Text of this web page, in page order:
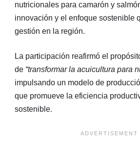
nutricionales para camarón y
innovación y el enfoque sostenible
gestión en la región.
La participación reafirmó el
de “transformar la acuicultura para
impulsando un modelo de
que promueve la eficiencia
sostenible.